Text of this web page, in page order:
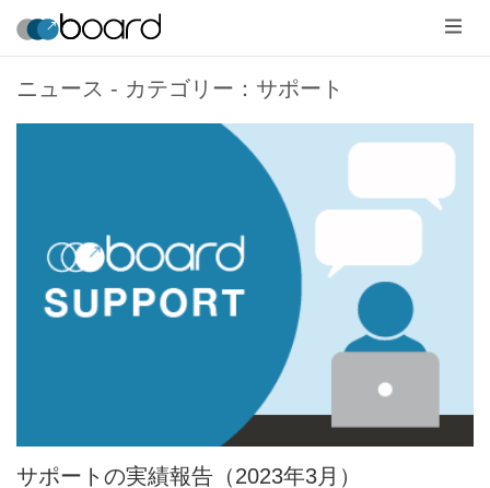
メ
ニ
ュ
ー
ニュース - カテゴリー：サポート
サポートの実績報告（2023年3月）